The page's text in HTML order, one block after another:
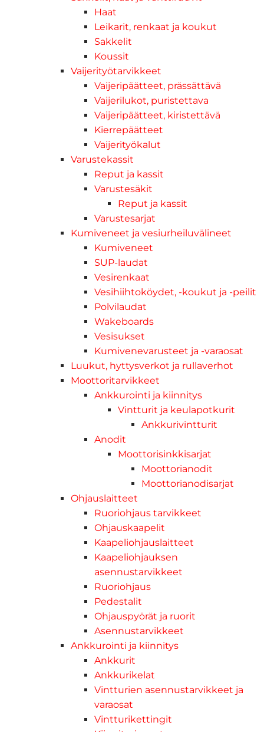
Haat
Leikarit, renkaat ja koukut
Sakkelit
Koussit
Vaijerityötarvikkeet
Vaijeripäätteet, prässättävä
Vaijerilukot, puristettava
Vaijeripäätteet, kiristettävä
Kierrepäätteet
Vaijerityökalut
Varustekassit
Reput ja kassit
Varustesäkit
Reput ja kassit
Varustesarjat
Kumiveneet ja vesiurheiluvälineet
Kumiveneet
SUP-laudat
Vesirenkaat
Vesihiihtoköydet, -koukut ja -peilit
Polvilaudat
Wakeboards
Vesisukset
Kumivenevarusteet ja -varaosat
Luukut, hyttysverkot ja rullaverhot
Moottoritarvikkeet
Ankkurointi ja kiinnitys
Vintturit ja keulapotkurit
Ankkurivintturit
Anodit
Moottorisinkkisarjat
Moottorianodit
Moottorianodisarjat
Ohjauslaitteet
Ruoriohjaus tarvikkeet
Ohjauskaapelit
Kaapeliohjauslaitteet
Kaapeliohjauksen
asennustarvikkeet
Ruoriohjaus
Pedestalit
Ohjauspyörät ja ruorit
Asennustarvikkeet
Ankkurointi ja kiinnitys
Ankkurit
Ankkurikelat
Vintturien asennustarvikkeet ja
varaosat
Vintturikettingit